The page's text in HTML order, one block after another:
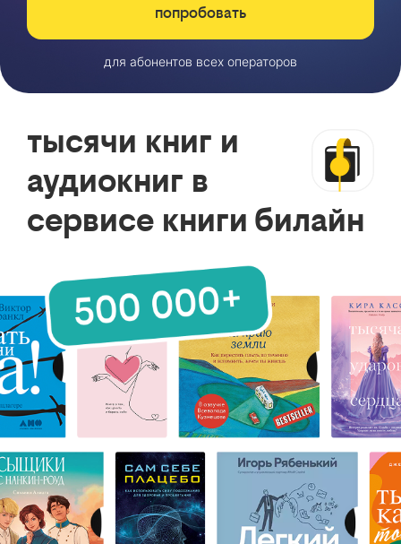
попробовать
для абонентов всех операторов
тысячи книг и
аудиокниг в
сервисе книги билайн